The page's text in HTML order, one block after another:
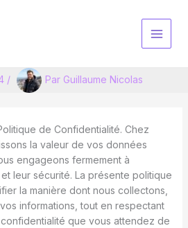
/ Par Guillaume Nicolas
de Confidentialité. Chez
la valeur de vos données
engageons fermement à
leur sécurité. La présente politique
la manière dont nous collectons,
informations, tout en respectant
que vous attendez de